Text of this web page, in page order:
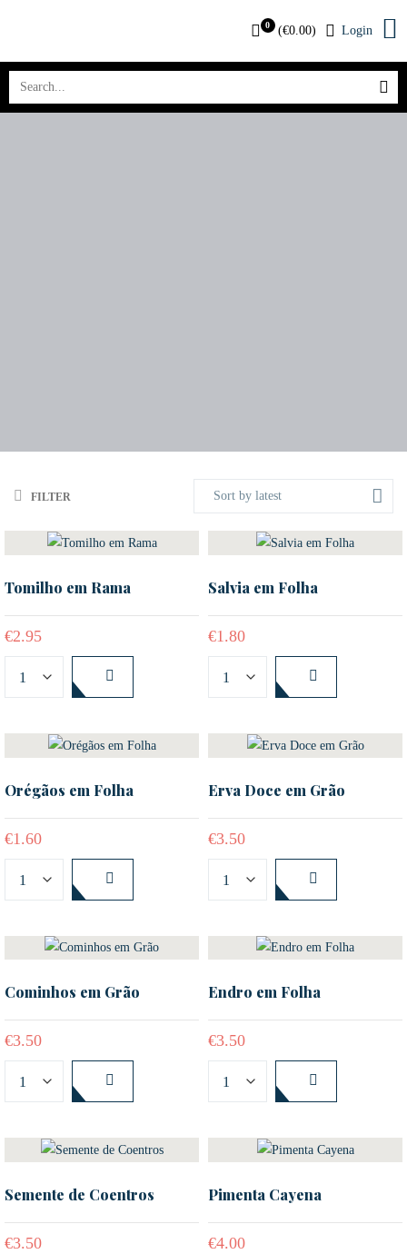
0 (€0.00) Login
FILTER Sort by latest
Tomilho em Rama
€2.95
Salvia em Folha
€1.80
Orégãos em Folha
€1.60
Erva Doce em Grão
€3.50
Cominhos em Grão
€3.50
Endro em Folha
€3.50
Semente de Coentros
€3.50
Pimenta Cayena
€4.00